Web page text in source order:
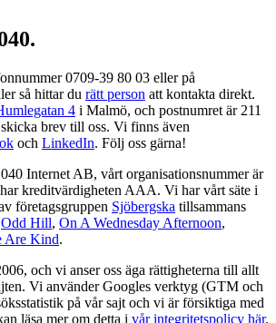
0709-39 80 03 eller på
så hittar du rätt person att kontakta direkt.
4 i Malmö, och postnumret är 211
brev till oss. Vi finns även
och LinkedIn. Följ oss gärna!
Internet AB, vårt organisationsnummer är
kreditvärdigheten AAA. Vi har vårt säte i
företagsgruppen Sjöbergska tillsammans
Odd Hill, On A Wednesday Afternoon,
Are Kind.
och vi anser oss äga rättigheterna till allt
Vi använder Googles verktyg (GTM och
på vår sajt och vi är försiktiga med
läsa mer om detta i vår integritetspolicy här.